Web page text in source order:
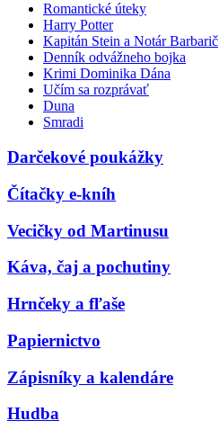
Romantické úteky
Harry Potter
Kapitán Stein a Notár Barbarič
Denník odvážneho bojka
Krimi Dominika Dána
Učím sa rozprávať
Duna
Smradi
Darčekové poukážky
Čítačky e-kníh
Vecičky od Martinusu
Káva, čaj a pochutiny
Hrnčeky a fľaše
Papiernictvo
Zápisníky a kalendáre
Hudba